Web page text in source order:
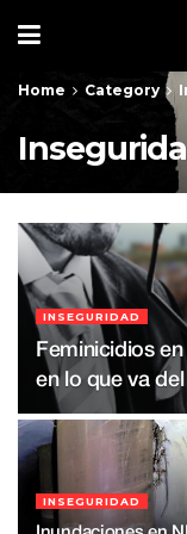
Home Category
INSEGURIDAD
Feminicidios
en lo que va del
INSEGURIDAD